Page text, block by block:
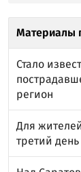
Материалы
Стало
регион
Для
третий